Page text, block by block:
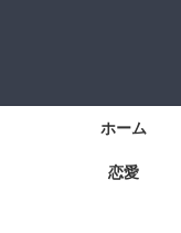
ホーム
恋愛